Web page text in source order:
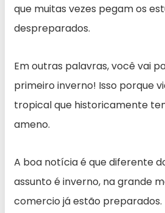
que muitas vezes pegam os
despreparados.
Em outras palavras, você vai
primeiro inverno! Isso porque
tropical que historicamente
ameno.
A boa notícia é que diferente
assunto é inverno, na grande
comercio já estão preparados.